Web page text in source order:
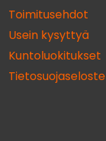
Toimitusehdot
Usein kysyttyä
Kuntoluokitukset
Tietosuojaseloste